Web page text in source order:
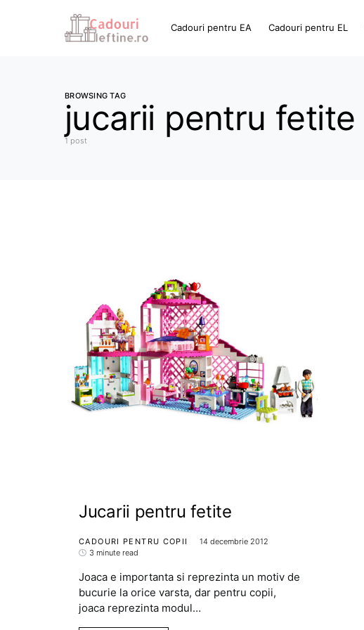
Cadouri pentru EA Cadouri pentru EL
BROWSING TAG
jucarii pentru fetite
1 post
Jucarii pentru fetite
CADOURI PENTRU COPII
14 decembrie 2012
3 minute read
Joaca e importanta si reprezinta un motiv de
bucurie la orice varsta, dar pentru copii,
joaca reprezinta modul…